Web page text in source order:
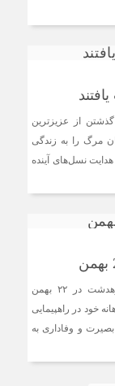
از عزیزترین
مرگ را به زندگی
هدایت نسل‌های آینده
فرمانده سپاه کوهدشت، گفت: مردم شهرستان کوهدشت در ۲۲ بهمن
خود در راهپیمایی
بصیرت و وفاداری به